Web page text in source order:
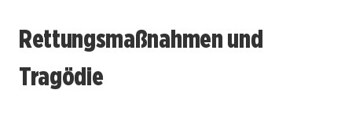
Rettungsmaßnahmen und
Tragödie